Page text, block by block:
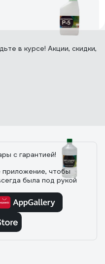
Р-5
разбавлять, краску и
тару побольше)
0,5л
в курсе! Акции, скидки,
с гарантией!
приложение, чтобы
была под рукой